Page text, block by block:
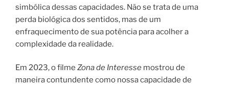
simbólica dessas capacidades. Não se trata de uma
perda biológica dos sentidos, mas de um
enfraquecimento de sua potência para acolher a
complexidade da realidade.
Em 2023, o filme Zona de Interesse mostrou de
maneira contundente como nossa capacidade de